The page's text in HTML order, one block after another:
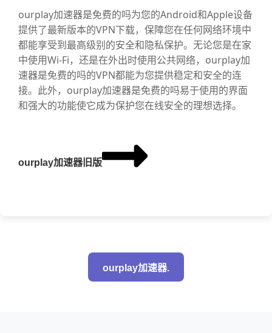
ourplay加速器是免费的吗为您的Android和Apple设备
提供了最新版本的VPN下载，保障您在任何网络环境中
都能享受到最高级别的安全和隐私保护。无论您是在家
中使用Wi-Fi，还是在外出时使用公共网络，ourplay加
速器是免费的吗的VPN都能为您提供稳定和安全的连
接。此外，ourplay加速器是免费的吗易于使用的界面
和强大的功能使它成为保护您在线安全的理想选择。
ourplay加速器旧版
ourplay加速器.